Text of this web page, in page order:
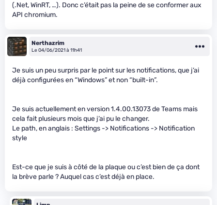
(.Net, WinRT, …). Donc c’était pas la peine de se conformer aux
API chromium.
Nerthazrim
Le 04/06/2021 à 11h41
Je suis un peu surpris par le point sur les notifications, que j’ai
déjà configurées en “Windows” et non “built-in”.
Je suis actuellement en version 1.4.00.13073 de Teams mais
cela fait plusieurs mois que j’ai pu le changer.
Le path, en anglais : Settings -> Notifications -> Notification
style
Est-ce que je suis à côté de la plaque ou c’est bien de ça dont
la brève parle ? Auquel cas c’est déjà en place.